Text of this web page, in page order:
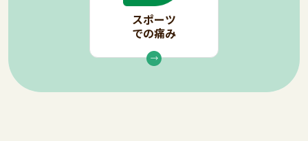
スポーツ
での痛み